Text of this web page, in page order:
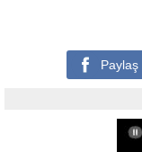
Paylaş